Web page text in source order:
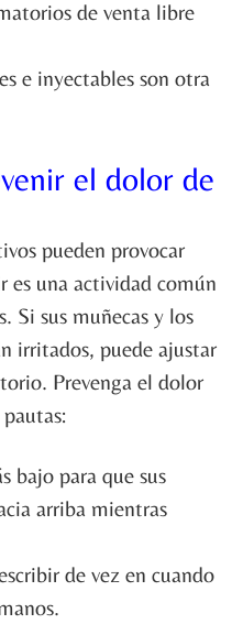
de venta libre
e inyectables son otra
el dolor de
pueden provocar
es una actividad común
Si sus muñecas y los
irritados, puede ajustar
Prevenga el dolor
bajo para que sus
arriba mientras
de vez en cuando